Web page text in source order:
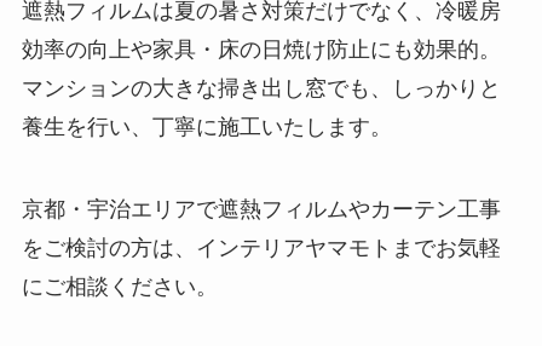
遮熱フィルムは夏の暑さ対策だけでなく、冷暖房
効率の向上や家具・床の日焼け防止にも効果的。
マンションの大きな掃き出し窓でも、しっかりと
養生を行い、丁寧に施工いたします。
京都・宇治エリアで遮熱フィルムやカーテン工事
をご検討の方は、インテリアヤマモトまでお気軽
にご相談ください。